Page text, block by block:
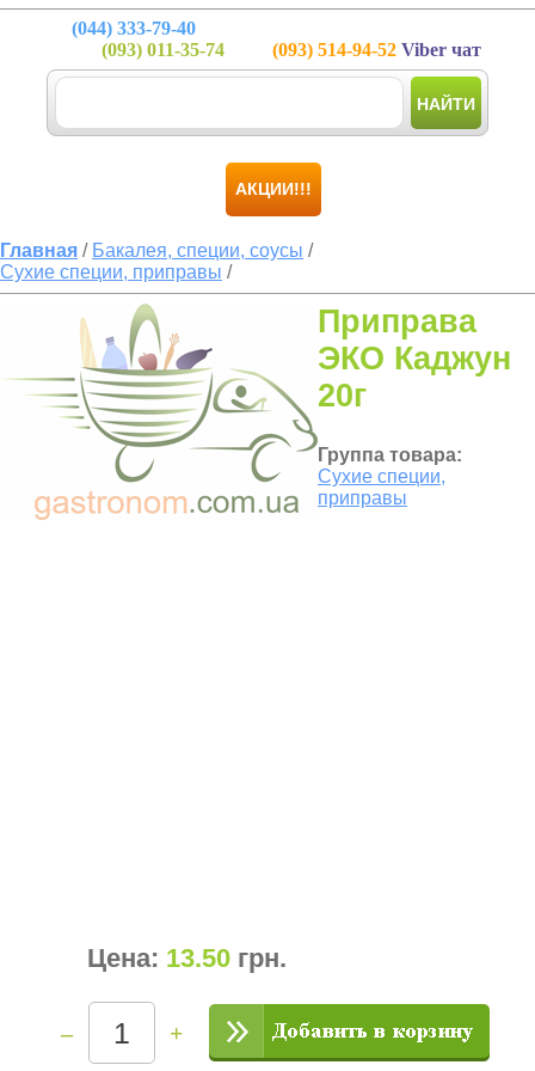
(044) 333-79-40
(093) 011-35-74 (093) 514-94-52 Viber чат
НАЙТИ
АКЦИИ!!!
Главная / Бакалея, специи, соусы /
Сухие специи, приправы /
Приправа
ЭКО Каджун
20г
Группа товара:
Сухие специи,
приправы
Цена: 13.50 грн.
– +